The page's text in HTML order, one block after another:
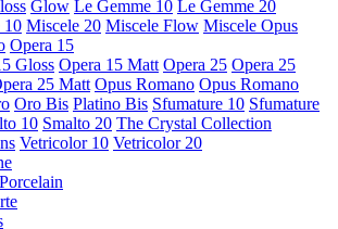
Glow Le Gemme 10 Le Gemme 20
10 Miscele 20 Miscele Flow Miscele Opus
Opera 15
Gloss Opera 15 Matt Opera 25 Opera 25
25 Matt Opus Romano Opus Romano
Oro Bis Platino Bis Sfumature 10 Sfumature
10 Smalto 20 The Crystal Collection
Vetricolor 10 Vetricolor 20
Porcelain